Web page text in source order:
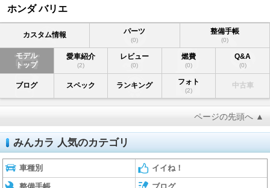
ホンダ バリエ
カスタム情報 パーツ
(0)
整備手帳
(0)
モデル
トップ
愛車紹介
(2)
レビュー
(0)
燃費
(0)
Q&A
(0)
ブログ スペック ランキング フォト
(2)
中古車
ページの先頭へ ▲
みんカラ 人気のカテゴリ
車種別 イイね！